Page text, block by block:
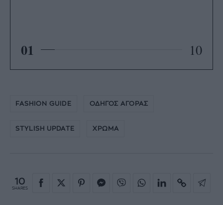
01 10
FASHION GUIDE ΟΔΗΓΟΣ ΑΓΟΡΑΣ
STYLISH UPDATE ΧΡΩΜΑ
10
SHARES